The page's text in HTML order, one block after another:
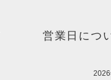
営業日につ
2026